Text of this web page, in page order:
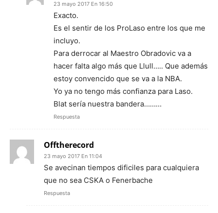
23 mayo 2017 En 16:50
Exacto.
Es el sentir de los ProLaso entre los que me
incluyo.
Para derrocar al Maestro Obradovic va a
hacer falta algo más que Llull….. Que además
estoy convencido que se va a la NBA.
Yo ya no tengo más confianza para Laso.
Blat sería nuestra bandera………
Respuesta
Offtherecord
23 mayo 2017 En 11:04
Se avecinan tiempos dificiles para cualquiera
que no sea CSKA o Fenerbache
Respuesta